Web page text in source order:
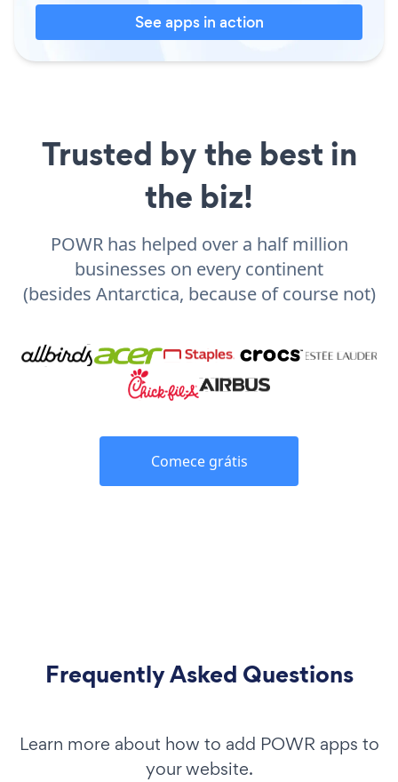
See apps in action
Trusted by the best in
the biz!
POWR has helped over a half million
businesses on every continent
(besides Antarctica, because of course not)
Comece grátis
Frequently Asked Questions
Learn more about how to add POWR apps to
your website.